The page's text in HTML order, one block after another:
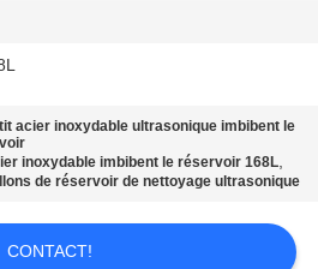
acier inoxydable ultrasonique imbibent le
inoxydable imbibent le réservoir 168L,
de réservoir de nettoyage ultrasonique
CONTACT!